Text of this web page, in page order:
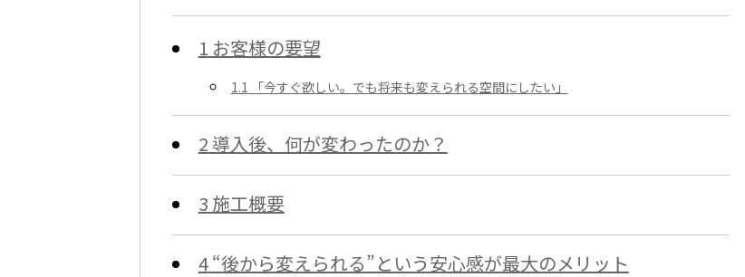
1 お客様の要望
1.1 「今すぐ欲しい。でも将来も変えられる空間にしたい」
2導入後、何が変わったのか？
3 施工概要
4“後から変えられる”という安心感が最大のメリット